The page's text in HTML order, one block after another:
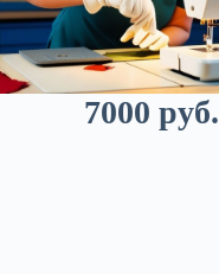
7000 руб.